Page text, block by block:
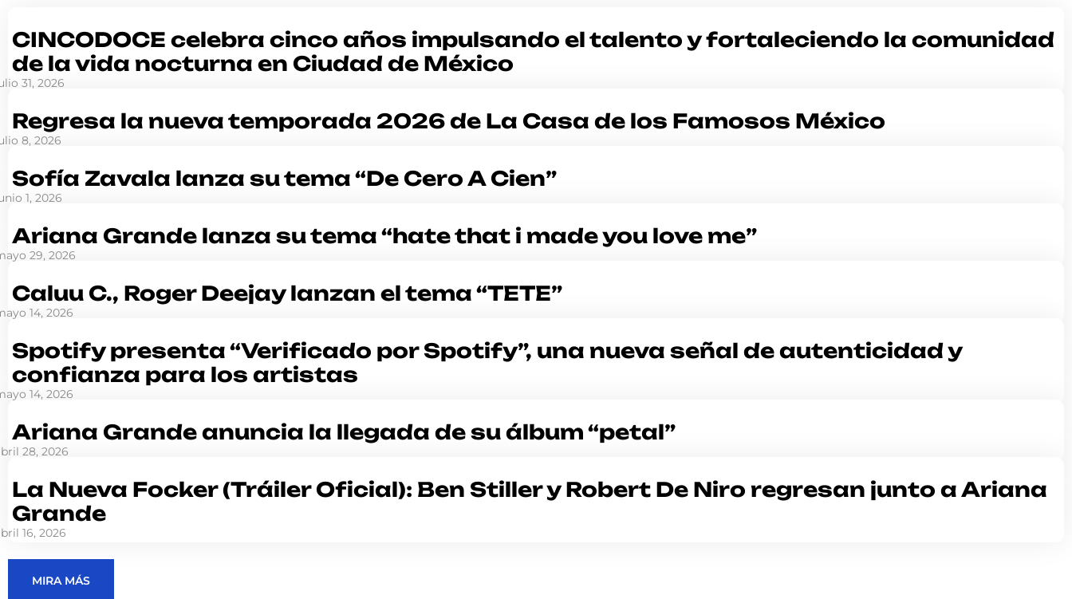
CINCODOCE celebra cinco años impulsando el talento y fortaleciendo la comunidad
de la vida nocturna en Ciudad de México
31, 2026
Regresa la nueva temporada 2026 de La Casa de los Famosos México
8, 2026
Sofía Zavala lanza su tema “De Cero A Cien”
1, 2026
Ariana Grande lanza su tema “hate that i made you love me”
29, 2026
Caluu C., Roger Deejay lanzan el tema “TETE”
14, 2026
Spotify presenta “Verificado por Spotify”, una nueva señal de autenticidad y
confianza para los artistas
14, 2026
Ariana Grande anuncia la llegada de su álbum “petal”
28, 2026
La Nueva Focker (Tráiler Oficial): Ben Stiller y Robert De Niro regresan junto a Ariana
Grande
16, 2026
MIRA MÁS